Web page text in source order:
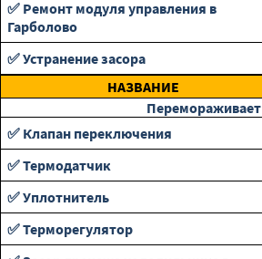
✅ Ремонт модуля управления в
Гарболово
✅ Устранение засора
НАЗВАНИЕ
Перемораживает
✅ Клапан переключения
✅ Термодатчик
✅ Уплотнитель
✅ Терморегулятор